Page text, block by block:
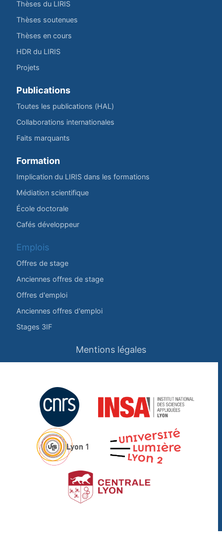
Thèses du LIRIS
Thèses soutenues
Thèses en cours
HDR du LIRIS
Projets
Publications
Toutes les publications (HAL)
Collaborations internationales
Faits marquants
Formation
Implication du LIRIS dans les formations
Médiation scientifique
École doctorale
Cafés développeur
Emplois
Offres de stage
Anciennes offres de stage
Offres d'emploi
Anciennes offres d'emploi
Stages 3IF
Mentions légales